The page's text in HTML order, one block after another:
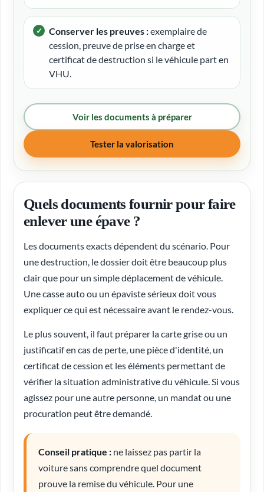
Conserver les preuves :exemplaire de
cession, preuve de prise en charge et
certificat de destruction si le véhicule part en
VHU.
Voir les documents à préparer
Tester la valorisation
Quels documents fournir pour faire
enlever une épave ?
Les documents exacts dépendent du scénario. Pour
une destruction, le dossier doit être beaucoup plus
clair que pour un simple déplacement de véhicule.
Une casse auto ou un épaviste sérieux doit vous
expliquer ce qui est nécessaire avant le rendez-vous.
Le plus souvent, il faut préparer la carte grise ou un
justificatif en cas de perte, une pièce d'identité, un
certificat de cession et les éléments permettant de
vérifier la situation administrative du véhicule. Si vous
agissez pour une autre personne, un mandat ou une
procuration peut être demandé.
Conseil pratique : ne laissez pas partir la
voiture sans comprendre quel document
prouve la remise du véhicule. Pour une